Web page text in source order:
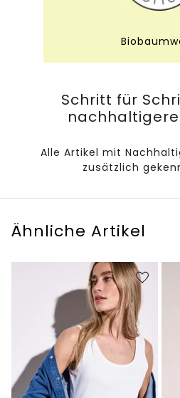
Schritt für
Alle Artikel mit
zusätzlich
Ähnliche Artikel